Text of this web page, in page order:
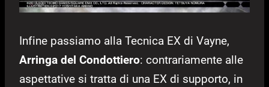
Infine passiamo alla Tecnica EX di Vayne,
Arringa del Condottiero: contrariamente alle
aspettative si tratta di una EX di supporto, in